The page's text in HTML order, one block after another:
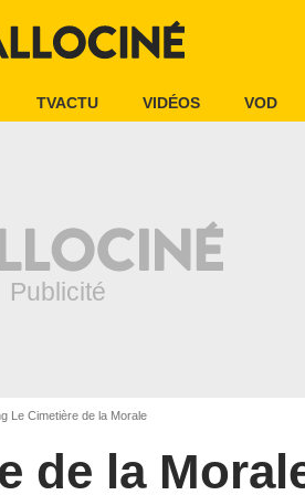
TVACTU VIDÉOS VOD
Le Cimetière de la Morale
de la